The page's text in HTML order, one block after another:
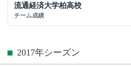
流通経済大学柏高校
チーム成績
2017年シーズン